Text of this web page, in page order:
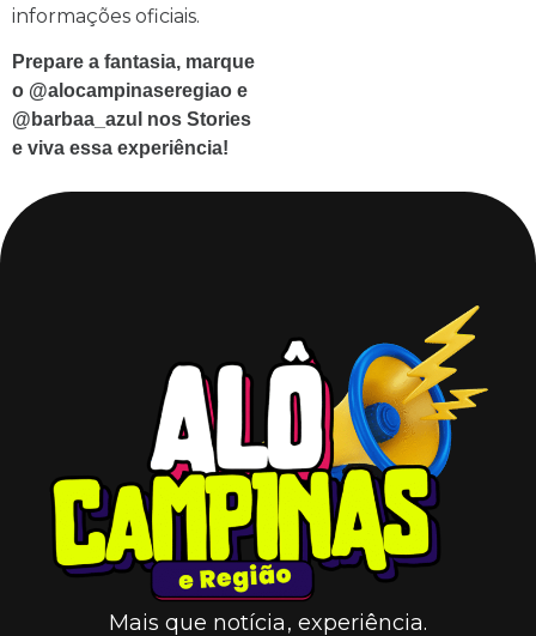
informações oficiais.
Prepare a fantasia, marque
o @alocampinaseregiao e
@barbaa_azul nos Stories
e viva essa experiência!
Mais que notícia, experiência.